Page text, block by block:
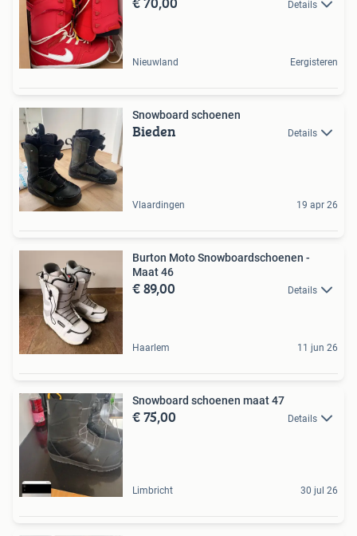
Details
Nieuwland Eergisteren
Snowboard schoenen
Bieden Details
Vlaardingen 19 apr 26
Burton Moto Snowboardschoenen -
Maat 46
€ 89,00 Details
Haarlem 11 jun 26
Snowboard schoenen maat 47
€ 75,00 Details
Limbricht 30 jul 26